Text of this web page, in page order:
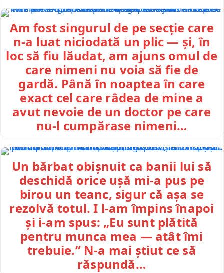
Am fost singurul de pe secție care
n-a luat niciodată un plic — și, în
loc să fiu lăudat, am ajuns omul de
care nimeni nu voia să fie de
gardă. Până în noaptea în care
exact cel care râdea de mine a
avut nevoie de un doctor pe care
nu-l cumpărase nimeni…
Un bărbat obișnuit ca banii lui să
deschidă orice ușă mi-a pus pe
birou un teanc, sigur că așa se
rezolvă totul. I l-am împins înapoi
și i-am spus: „Eu sunt plătită
pentru munca mea — atât îmi
trebuie.” N-a mai știut ce să
răspundă…